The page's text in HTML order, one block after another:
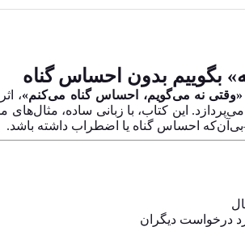
بگوییم بدون احساس گناه
«وقتی نه می‌گویم، احساس گناه می‌کنم»،
این کتاب، با زبانی ساده،
احساس گناه یا اضطراب داشته باشد.
درخواست دیگران